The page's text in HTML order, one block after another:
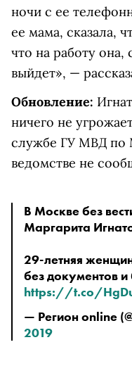
ночи с ее
ее мама, сказала,
что на работу она,
выйдет», —
Обновление:
ничего не
службе ГУ МВД по
ведомстве не
В Москве без
Маргарита
29-летняя
https://t.co/
— Регион online
2019